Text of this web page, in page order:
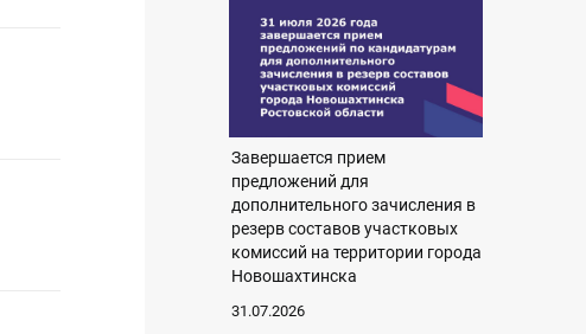
Завершается прием
предложений для
дополнительного зачисления в
резерв составов участковых
комиссий на территории города
Новошахтинска
31.07.2026